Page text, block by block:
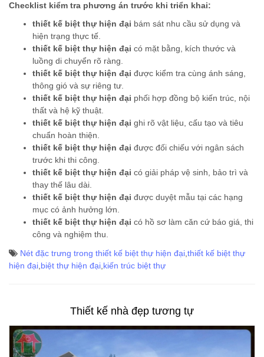
Checklist kiểm tra phương án trước khi triển khai:
thiết kế biệt thự hiện đại bám sát nhu cầu sử dụng và
hiện trạng thực tế.
thiết kế biệt thự hiện đại có mặt bằng, kích thước và
luồng di chuyển rõ ràng.
thiết kế biệt thự hiện đại được kiểm tra cùng ánh sáng,
thông gió và sự riêng tư.
thiết kế biệt thự hiện đại phối hợp đồng bộ kiến trúc, nội
thất và hệ kỹ thuật.
thiết kế biệt thự hiện đại ghi rõ vật liệu, cấu tạo và tiêu
chuẩn hoàn thiện.
thiết kế biệt thự hiện đại được đối chiếu với ngân sách
trước khi thi công.
thiết kế biệt thự hiện đại có giải pháp vệ sinh, bảo trì và
thay thế lâu dài.
thiết kế biệt thự hiện đại được duyệt mẫu tại các hạng
mục có ảnh hưởng lớn.
thiết kế biệt thự hiện đại có hồ sơ làm căn cứ báo giá, thi
công và nghiệm thu.
Nét đặc trưng trong thiết kế biệt thự hiện đại thiết kế biệt thự
hiện đại biệt thự hiện đại kiến trúc biệt thự
Thiết kế nhà đẹp tương tự